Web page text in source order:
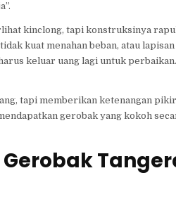
kinclong, tapi konstruksinya
kuat menahan beban, atau
keluar uang lagi untuk
tapi memberikan ketenangan
gerobak yang kokoh